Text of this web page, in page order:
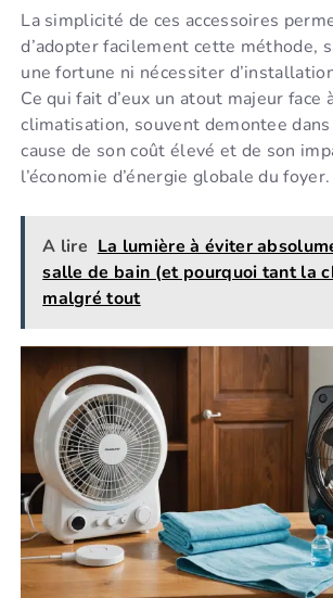
La simplicité de ces accessoires
d’adopter facilement cette méthode,
une fortune ni nécessiter
Ce qui fait d’eux un atout majeur face
climatisation, souvent demontee
cause de son coût élevé et de son
l’économie d’énergie globale du foyer.
A lire La lumière à éviter
salle de bain (et pourquoi tant la
malgré tout